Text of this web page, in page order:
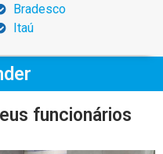
Bradesco
Itaú
funcionários